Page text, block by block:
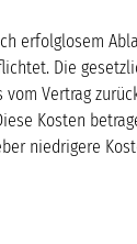
erfolglosem
Die
Vertrag
Kosten
niedrigere